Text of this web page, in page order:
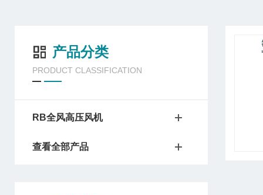
产品分类
PRODUCT CLASSIFICATION
RB全风高压风机
查看全部产品